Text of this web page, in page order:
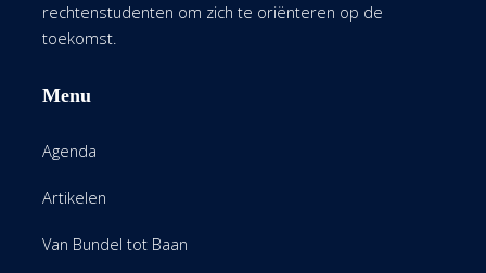
rechtenstudenten om zich te oriënteren op de
toekomst.
Menu
Agenda
Artikelen
Van Bundel tot Baan